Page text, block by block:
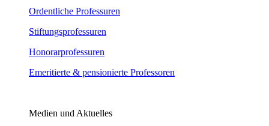
Ordentliche Professuren
Stiftungsprofessuren
Honorarprofessuren
Emeritierte & pensionierte Professoren
Medien und Aktuelles